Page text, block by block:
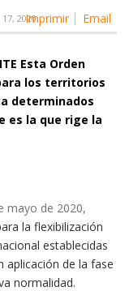
Imprimir Email
2020
Esta Orden
los territorios
determinados
es la que rige la
mayo de 2020,
la flexibilización
establecidas
aplicación de la fase
normalidad.